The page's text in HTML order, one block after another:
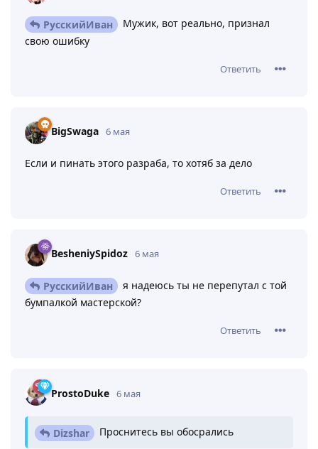
РусскийИван
Мужик, вот реально, признал
свою ошибку
Ответить
BigSwaga 6 мая
Если и пинать этого разраба, то хотяб за дело
Ответить
BesheniySpidoz 6 мая
РусскийИван
я надеюсь ты не перепутал с той
бумпалкой мастерской?
Ответить
ProstoDuke 6 мая
Dizshar Проснитесь вы обосрались